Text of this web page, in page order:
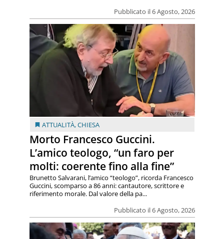
Pubblicato il 6 Agosto, 2026
ATTUALITÀ,CHIESA
Morto Francesco Guccini.
L’amico teologo, “un faro per
molti: coerente fino alla fine”
Pubblicato il 6 Agosto, 2026
Brunetto Salvarani, l’amico “teologo”, ricorda Francesco
Guccini, scomparso a 86 anni: cantautore, scrittore e
riferimento morale. Dal valore della pa...